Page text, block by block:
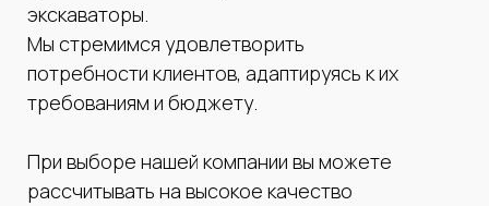
экскаваторы.
Мы стремимся удовлетворить
потребности клиентов, адаптируясь к их
требованиям и бюджету.
При выборе нашей компании вы можете
рассчитывать на высокое качество